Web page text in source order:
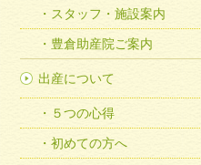
スタッフ・施設案内
豊倉助産院ご案内
出産について
５つの心得
初めての方へ